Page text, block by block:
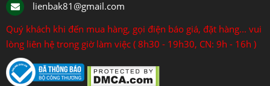
lienbak81@gmail.com
Quý khách khi đến mua hàng, gọi điện báo giá, đặt hàng... vui
lòng liên hệ trong giờ làm việc ( 8h30 - 19h30, CN: 9h - 16h )